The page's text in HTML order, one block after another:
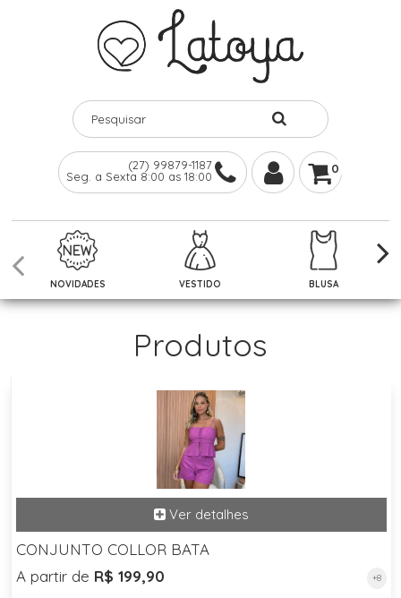
(27) 99879-1187
Seg. a Sexta 8:00 as 18:00
0
NOVIDADES VESTIDO BLUSA
Produtos
CONJUNTO COLLOR BATA
A partir de R$ 199,90 +8